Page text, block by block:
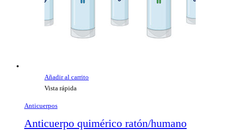
Añadir al carrito
Vista rápida
Anticuerpos
Anticuerpo quimérico ratón/humano